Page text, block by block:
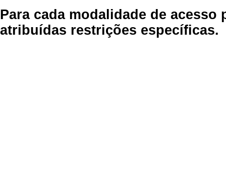
Para cada modalidade de
atribuídas restrições específicas.